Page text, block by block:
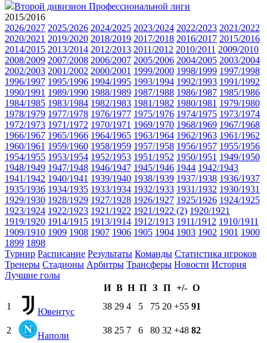
Второй дивизион Профессиональной лиги
2015/2016
2026/2027 2025/2026 2024/2025 2023/2024 2022/2023 2021/2022
2020/2021 2019/2020 2018/2019 2017/2018 2016/2017 2015/2016
2014/2015 2013/2014 2012/2013 2011/2012 2010/2011 2009/2010
2008/2009 2007/2008 2006/2007 2005/2006 2004/2005 2003/2004
2002/2003 2001/2002 2000/2001 1999/2000 1998/1999 1997/1998
1996/1997 1995/1996 1994/1995 1993/1994 1992/1993 1991/1992
1990/1991 1989/1990 1988/1989 1987/1988 1986/1987 1985/1986
1984/1985 1983/1984 1982/1983 1981/1982 1980/1981 1979/1980
1978/1979 1977/1978 1976/1977 1975/1976 1974/1975 1973/1974
1972/1973 1971/1972 1970/1971 1969/1970 1968/1969 1967/1968
1966/1967 1965/1966 1964/1965 1963/1964 1962/1963 1961/1962
1960/1961 1959/1960 1958/1959 1957/1958 1956/1957 1955/1956
1954/1955 1953/1954 1952/1953 1951/1952 1950/1951 1949/1950
1948/1949 1947/1948 1946/1947 1945/1946 1944 1942/1943
1941/1942 1940/1941 1939/1940 1938/1939 1937/1938 1936/1937
1935/1936 1934/1935 1933/1934 1932/1933 1931/1932 1930/1931
1929/1930 1928/1929 1927/1928 1926/1927 1925/1926 1924/1925
1923/1924 1922/1923 1921/1922 1921/1922 (2) 1920/1921
1919/1920 1914/1915 1913/1914 1912/1913 1911/1912 1910/1911
1909/1910 1909 1908 1907 1906 1905 1904 1903 1902 1901 1900
1899 1898
Турнир Расписание Результаты Команды Статистика игроков
Тренеры Стадионы Арбитры Трансферы Новости История
Лучшие голы
И В Н П З П +/- О
1
Ювентус
38 29 4 5 75 20 +55 91
2
Наполи
38 25 7 6 80 32 +48 82